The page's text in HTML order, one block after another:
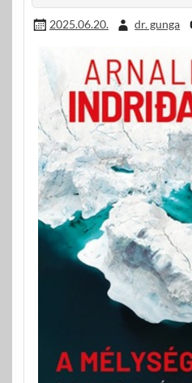
2025.06.20. dr. gunga